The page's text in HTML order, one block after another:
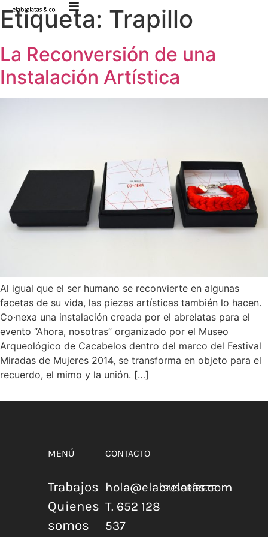
Etiqueta: Trapillo
La Reconversión de una
Instalación Artística
Al igual que el ser humano se reconvierte en algunas
facetas de su vida, las piezas artísticas también lo hacen.
Co·nexa una instalación creada por el abrelatas para el
evento “Ahora, nosotras” organizado por el Museo
Arqueológico de Cacabelos dentro del marco del Festival
Miradas de Mujeres 2014, se transforma en objeto para el
recuerdo, el mimo y la unión. […]
MENÚ
Trabajos
Quienes
somos
CONTACTO
hola@elabrelatas.com
T. 652 128
537
SUSCRÍBETE